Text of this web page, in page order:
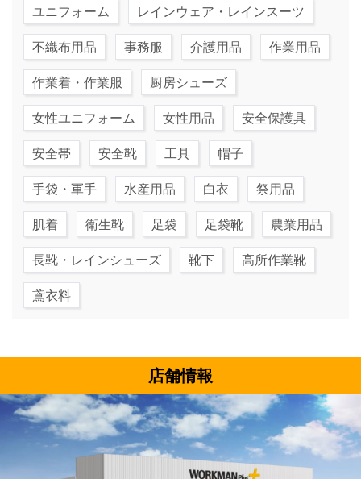
ユニフォーム レインウェア・レインスーツ
不織布用品 事務服 介護用品 作業用品
作業着・作業服 厨房シューズ
女性ユニフォーム 女性用品 安全保護具
安全帯 安全靴 工具 帽子
手袋・軍手 水産用品 白衣 祭用品
肌着 衛生靴 足袋 足袋靴 農業用品
長靴・レインシューズ 靴下 高所作業靴
鳶衣料
店舗情報